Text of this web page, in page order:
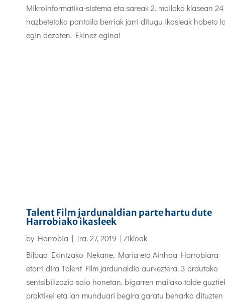
Mikroinformatika-sistema eta sareak 2. mailako klasean 24
hazbetetako pantaila berriak jarri ditugu ikasleak hobeto
egin dezaten. Ekinez egina!
Talent Film jardunaldian parte hartu dute
Harrobiako ikasleek
by Harrobia | Ira. 27, 2019 | Zikloak
Bilbao Ekintzako Nekane, Maria eta Ainhoa Harrobiara
etorri dira Talent Film jardunaldia aurkeztera. 3 ordutako
sentsibilizazio saio honetan, bigarren mailako talde
praktikei eta lan munduari begira garatu beharko dituzten